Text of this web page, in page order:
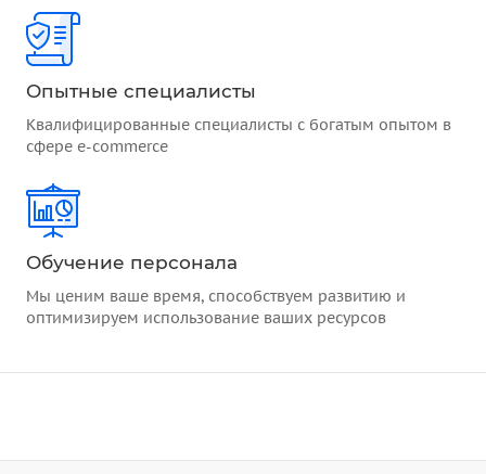
Опытные специалисты
Квалифицированные специалисты с богатым опытом в
сфере e-commerce
Обучение персонала
Мы ценим ваше время, способствуем развитию и
оптимизируем использование ваших ресурсов